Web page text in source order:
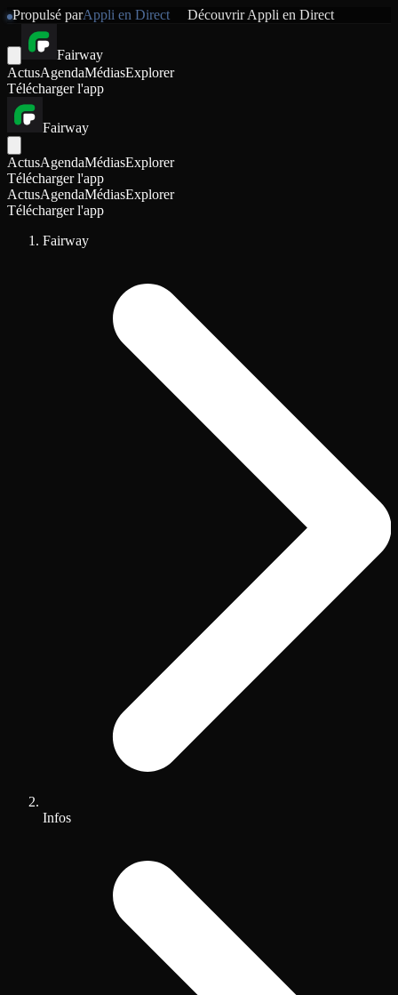
Propulsé parAppli en Direct DécouvrirAppli en Direct
Fairway
ActusAgendaMédiasExplorer
Télécharger l'app
Fairway
ActusAgendaMédiasExplorer
Télécharger l'app
ActusAgendaMédiasExplorer
Télécharger l'app
Fairway
Infos